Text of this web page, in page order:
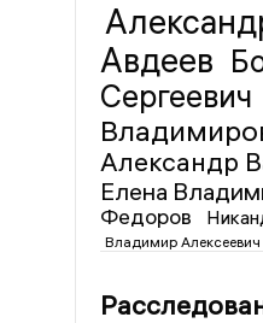
Авдеев
Сергеевич
Александр
Елена
Федоров
Владимир